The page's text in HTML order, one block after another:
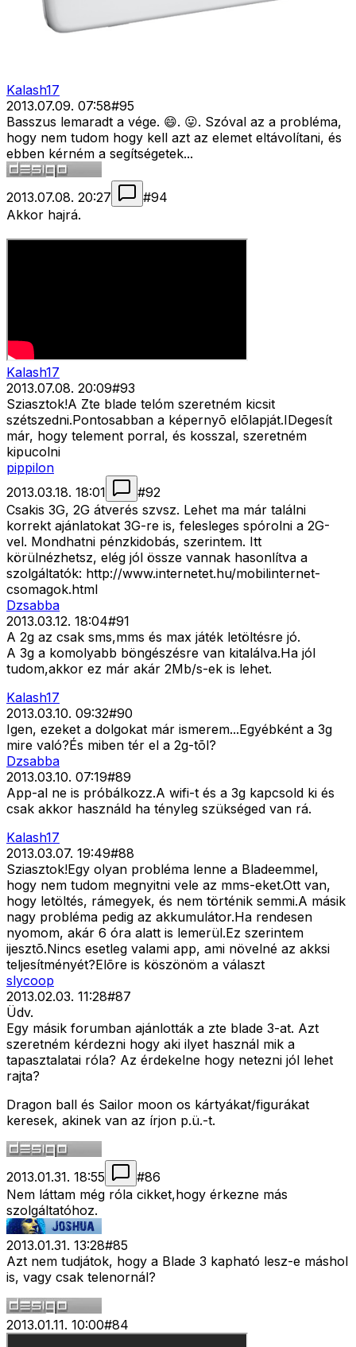
Kalash17
2013.07.09. 07:58#95
Basszus lemaradt a vége. 😄. 😛. Szóval az a probléma,
hogy nem tudom hogy kell azt az elemet eltávolítani, és
ebben kérném a segítségetek...
2013.07.08. 20:27 #94
Akkor hajrá.
Kalash17
2013.07.08. 20:09#93
Sziasztok!A Zte blade telóm szeretném kicsit
szétszedni.Pontosabban a képernyõ elõlapját.IDegesít
már, hogy telement porral, és kosszal, szeretném
kipucolni
pippilon
2013.03.18. 18:01
#92
Csakis 3G, 2G átverés szvsz. Lehet ma már találni
korrekt ajánlatokat 3G-re is, felesleges spórolni a 2G-
vel. Mondhatni pénzkidobás, szerintem. Itt
körülnézhetsz, elég jól össze vannak hasonlítva a
szolgáltatók: http://www.internetet.hu/mobilinternet-
csomagok.html
Dzsabba
2013.03.12. 18:04#91
A 2g az csak sms,mms és max játék letöltésre jó.
A 3g a komolyabb böngészésre van kitalálva.Ha jól
tudom,akkor ez már akár 2Mb/s-ek is lehet.
Kalash17
2013.03.10. 09:32#90
Igen, ezeket a dolgokat már ismerem...Egyébként a 3g
mire való?És miben tér el a 2g-tõl?
Dzsabba
2013.03.10. 07:19#89
App-al ne is próbálkozz.A wifi-t és a 3g kapcsold ki és
csak akkor használd ha tényleg szükséged van rá.
Kalash17
2013.03.07. 19:49#88
Sziasztok!Egy olyan probléma lenne a Bladeemmel,
hogy nem tudom megnyitni vele az mms-eket.Ott van,
hogy letöltés, rámegyek, és nem történik semmi.A másik
nagy probléma pedig az akkumulátor.Ha rendesen
nyomom, akár 6 óra alatt is lemerül.Ez szerintem
ijesztõ.Nincs esetleg valami app, ami növelné az akksi
teljesítményét?Elõre is köszönöm a választ
slycoop
2013.02.03. 11:28#87
Üdv.
Egy másik forumban ajánlották a zte blade 3-at. Azt
szeretném kérdezni hogy aki ilyet használ mik a
tapasztalatai róla? Az érdekelne hogy netezni jól lehet
rajta?
Dragon ball és Sailor moon os kártyákat/figurákat
keresek, akinek van az írjon p.ü.-t.
2013.01.31. 18:55 #86
Nem láttam még róla cikket,hogy érkezne más
szolgáltatóhoz.
2013.01.31. 13:28#85
Azt nem tudjátok, hogy a Blade 3 kapható lesz-e máshol
is, vagy csak telenornál?
2013.01.11. 10:00#84